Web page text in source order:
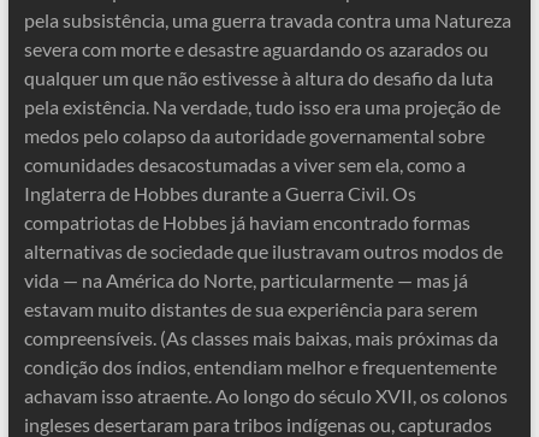
pela subsistência, uma guerra travada contra uma Natureza
severa com morte e desastre aguardando os azarados ou
qualquer um que não estivesse à altura do desafio da luta
pela existência. Na verdade, tudo isso era uma projeção de
medos pelo colapso da autoridade governamental sobre
comunidades desacostumadas a viver sem ela, como a
Inglaterra de Hobbes durante a Guerra Civil. Os
compatriotas de Hobbes já haviam encontrado formas
alternativas de sociedade que ilustravam outros modos de
vida — na América do Norte, particularmente — mas já
estavam muito distantes de sua experiência para serem
compreensíveis. (As classes mais baixas, mais próximas da
condição dos índios, entendiam melhor e frequentemente
achavam isso atraente. Ao longo do século XVII, os colonos
ingleses desertaram para tribos indígenas ou, capturados